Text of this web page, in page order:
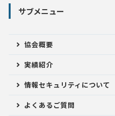
サブメニュー
協会概要
実績紹介
情報セキュリティについて
よくあるご質問